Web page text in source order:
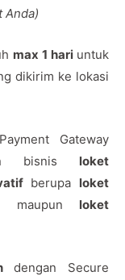
Anda)
max 1 hari untuk
dikirim ke lokasi
Gateway
bisnis loket
berupa loket
maupun loket
dengan Secure